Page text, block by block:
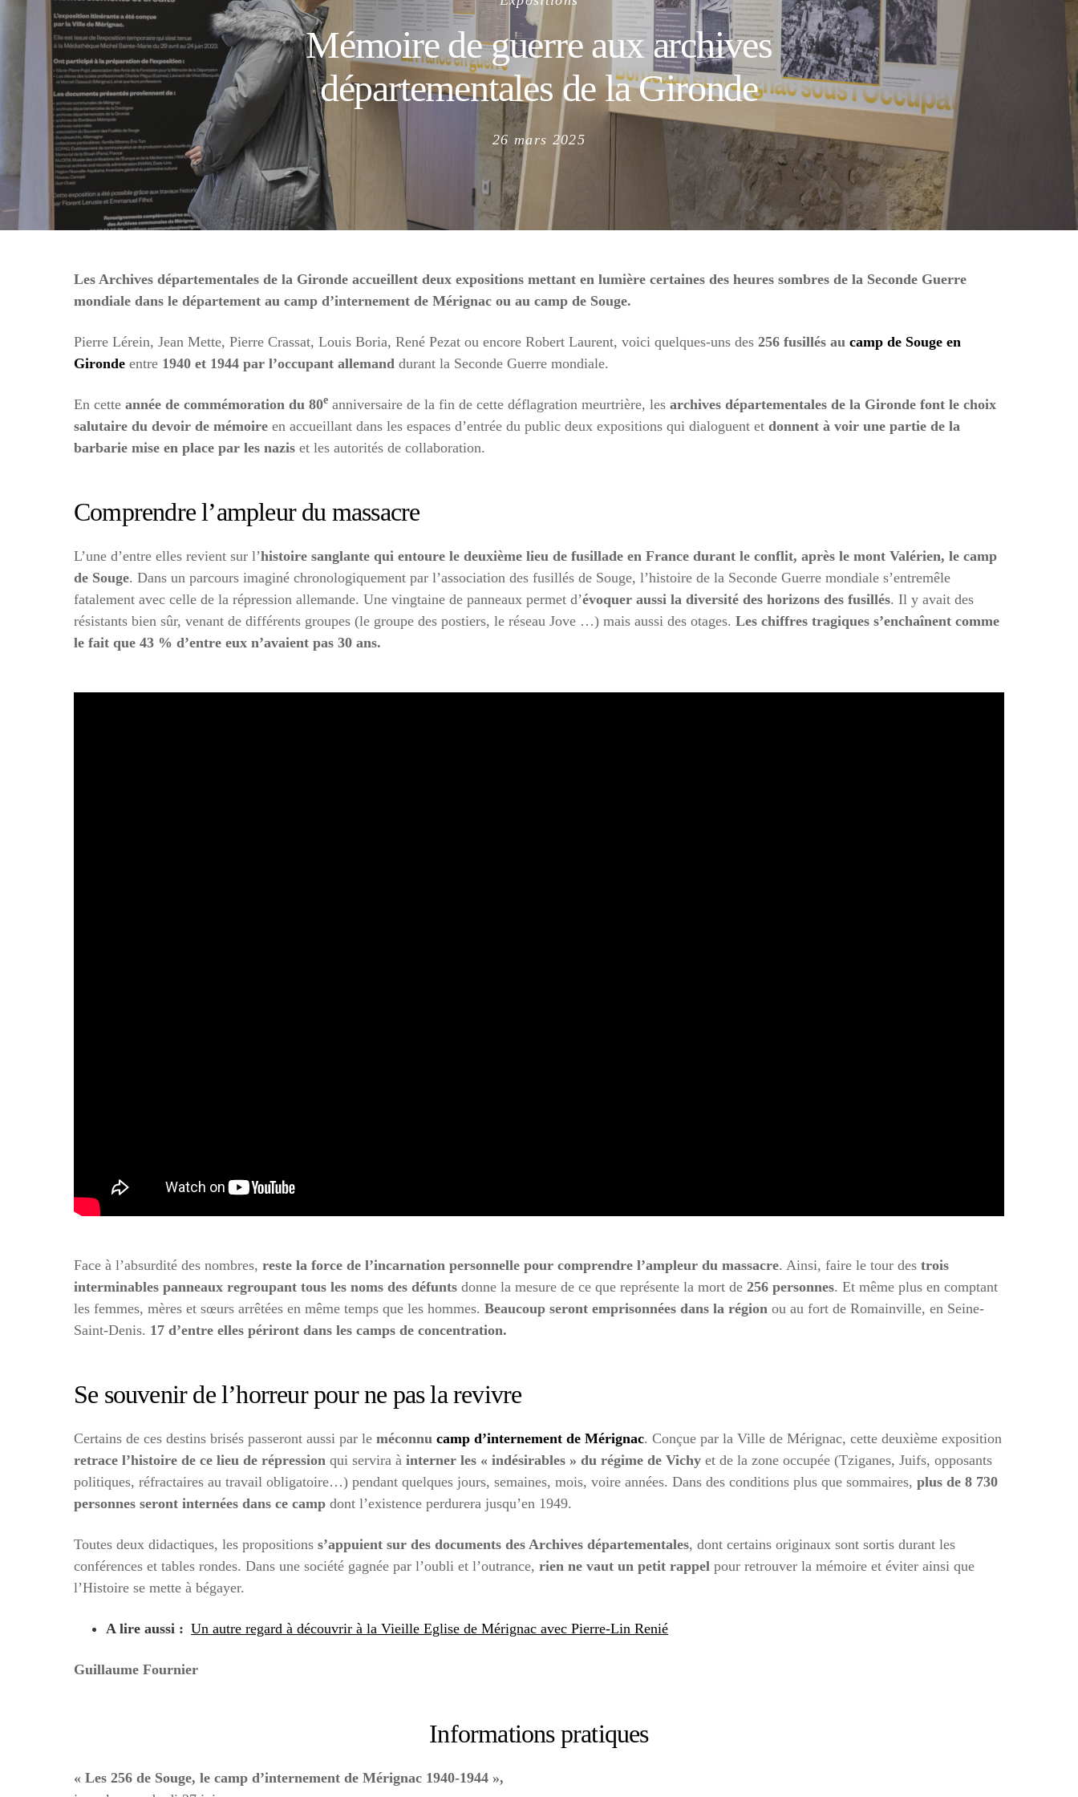
Mémoire de guerre aux archives
départementales de la Gironde
Posted
on
26 mars 2025
Les Archives départementales de la Gironde accueillent deux expositions mettant en lumière certaines des heures sombres de la Seconde Guerre
mondiale dans le département au camp d’internement de Mérignac ou au camp de Souge.
Pierre Lérein, Jean Mette, Pierre Crassat, Louis Boria, René Pezat ou encore Robert Laurent, voici quelques-uns des 256 fusillés au camp de Souge en
Gironde entre 1940 et 1944 par l’occupant allemand durant la Seconde Guerre mondiale.
En cette année de commémoration du 80e anniversaire de la fin de cette déflagration meurtrière, les archives départementales de la Gironde font le choix
salutaire du devoir de mémoire en accueillant dans les espaces d’entrée du public deux expositions qui dialoguent et donnent à voir une partie de la
barbarie mise en place par les nazis et les autorités de collaboration.
Comprendre l’ampleur du massacre
L’une d’entre elles revient sur l’histoire sanglante qui entoure le deuxième lieu de fusillade en France durant le conflit, après le mont Valérien, le camp
de Souge. Dans un parcours imaginé chronologiquement par l’association des fusillés de Souge, l’histoire de la Seconde Guerre mondiale s’entremêle
fatalement avec celle de la répression allemande. Une vingtaine de panneaux permet d’évoquer aussi la diversité des horizons des fusillés. Il y avait des
résistants bien sûr, venant de différents groupes (le groupe des postiers, le réseau Jove …) mais aussi des otages. Les chiffres tragiques s’enchaînent comme
le fait que 43 % d’entre eux n’avaient pas 30 ans.
Face à l’absurdité des nombres, reste la force de l’incarnation personnelle pour comprendre l’ampleur du massacre. Ainsi, faire le tour des trois
interminables panneaux regroupant tous les noms des défunts donne la mesure de ce que représente la mort de 256 personnes. Et même plus en comptant
les femmes, mères et sœurs arrêtées en même temps que les hommes. Beaucoup seront emprisonnées dans la région ou au fort de Romainville, en Seine-
Saint-Denis. 17 d’entre elles périront dans les camps de concentration.
Se souvenir de l’horreur pour ne pas la revivre
Certains de ces destins brisés passeront aussi par le méconnu camp d’internement de Mérignac. Conçue par la Ville de Mérignac, cette deuxième exposition
retrace l’histoire de ce lieu de répression qui servira à interner les « indésirables » du régime de Vichy et de la zone occupée (Tziganes, Juifs, opposants
politiques, réfractaires au travail obligatoire…) pendant quelques jours, semaines, mois, voire années. Dans des conditions plus que sommaires, plus de 8 730
personnes seront internées dans ce camp dont l’existence perdurera jusqu’en 1949.
Toutes deux didactiques, les propositions s’appuient sur des documents des Archives départementales, dont certains originaux sont sortis durant les
conférences et tables rondes. Dans une société gagnée par l’oubli et l’outrance, rien ne vaut un petit rappel pour retrouver la mémoire et éviter ainsi que
l’Histoire se mette à bégayer.
A lire aussi : Un autre regard à découvrir à la Vieille Eglise de Mérignac avec Pierre-Lin Renié
Guillaume Fournier
Informations pratiques
« Les 256 de Souge, le camp d’internement de Mérignac 1940-1944 »,